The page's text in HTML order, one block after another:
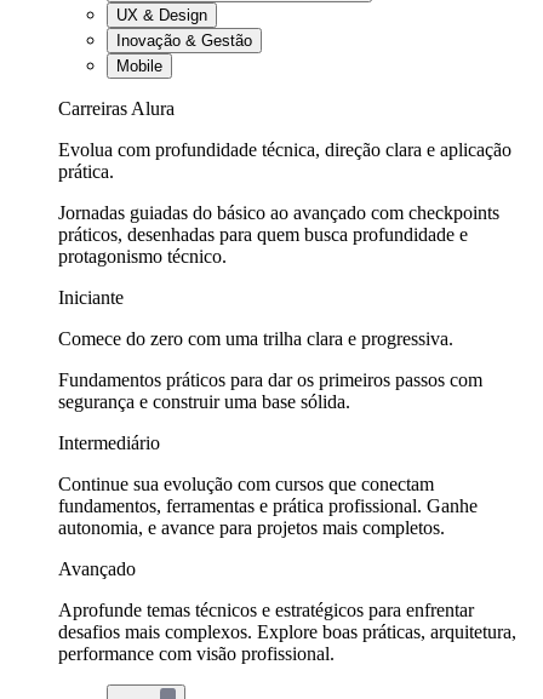
UX & Design
Inovação & Gestão
Mobile
Carreiras Alura
Evolua com profundidade técnica, direção clara e aplicação
prática.
Jornadas guiadas do básico ao avançado com checkpoints
práticos, desenhadas para quem busca profundidade e
protagonismo técnico.
Iniciante
Comece do zero com uma trilha clara e progressiva.
Fundamentos práticos para dar os primeiros passos com
segurança e construir uma base sólida.
Intermediário
Continue sua evolução com cursos que conectam
fundamentos, ferramentas e prática profissional. Ganhe
autonomia, e avance para projetos mais completos.
Avançado
Aprofunde temas técnicos e estratégicos para enfrentar
desafios mais complexos. Explore boas práticas, arquitetura,
performance com visão profissional.